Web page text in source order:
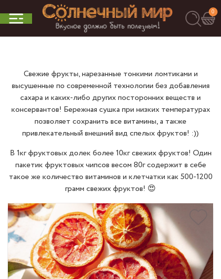
0
Свежие фрукты, нарезанные тонкими ломтиками и
высушенные по современной технологии без добавления
сахара и каких-либо других посторонних веществ и
консервантов! Бережная сушка при низких температурах
позволяет сохранить все витамины, а также
привлекательный внешний вид спелых фруктов! :))
В 1кг фруктовых долек более 10кг свежих фруктов! Один
пакетик фруктовых чипсов весом 80г содержит в себе
такое же количество витаминов и клетчатки как 500-1200
грамм свежих фруктов! 😍